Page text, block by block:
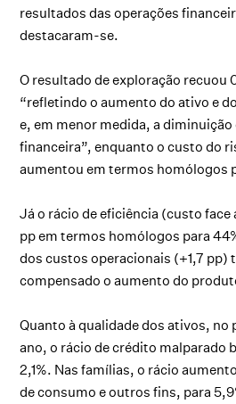
resultados das operações
destacaram-se.
O resultado de exploração recuou
“refletindo o aumento do ativo e
e, em menor medida, a diminuição
financeira”, enquanto o custo do
aumentou em termos homólogos
Já o rácio de eficiência (custo
pp em termos homólogos para
dos custos operacionais (+1,7 pp)
compensado o aumento do
Quanto à qualidade dos ativos,
ano, o rácio de crédito malparado
2,1%. Nas famílias, o rácio
de consumo e outros fins, para